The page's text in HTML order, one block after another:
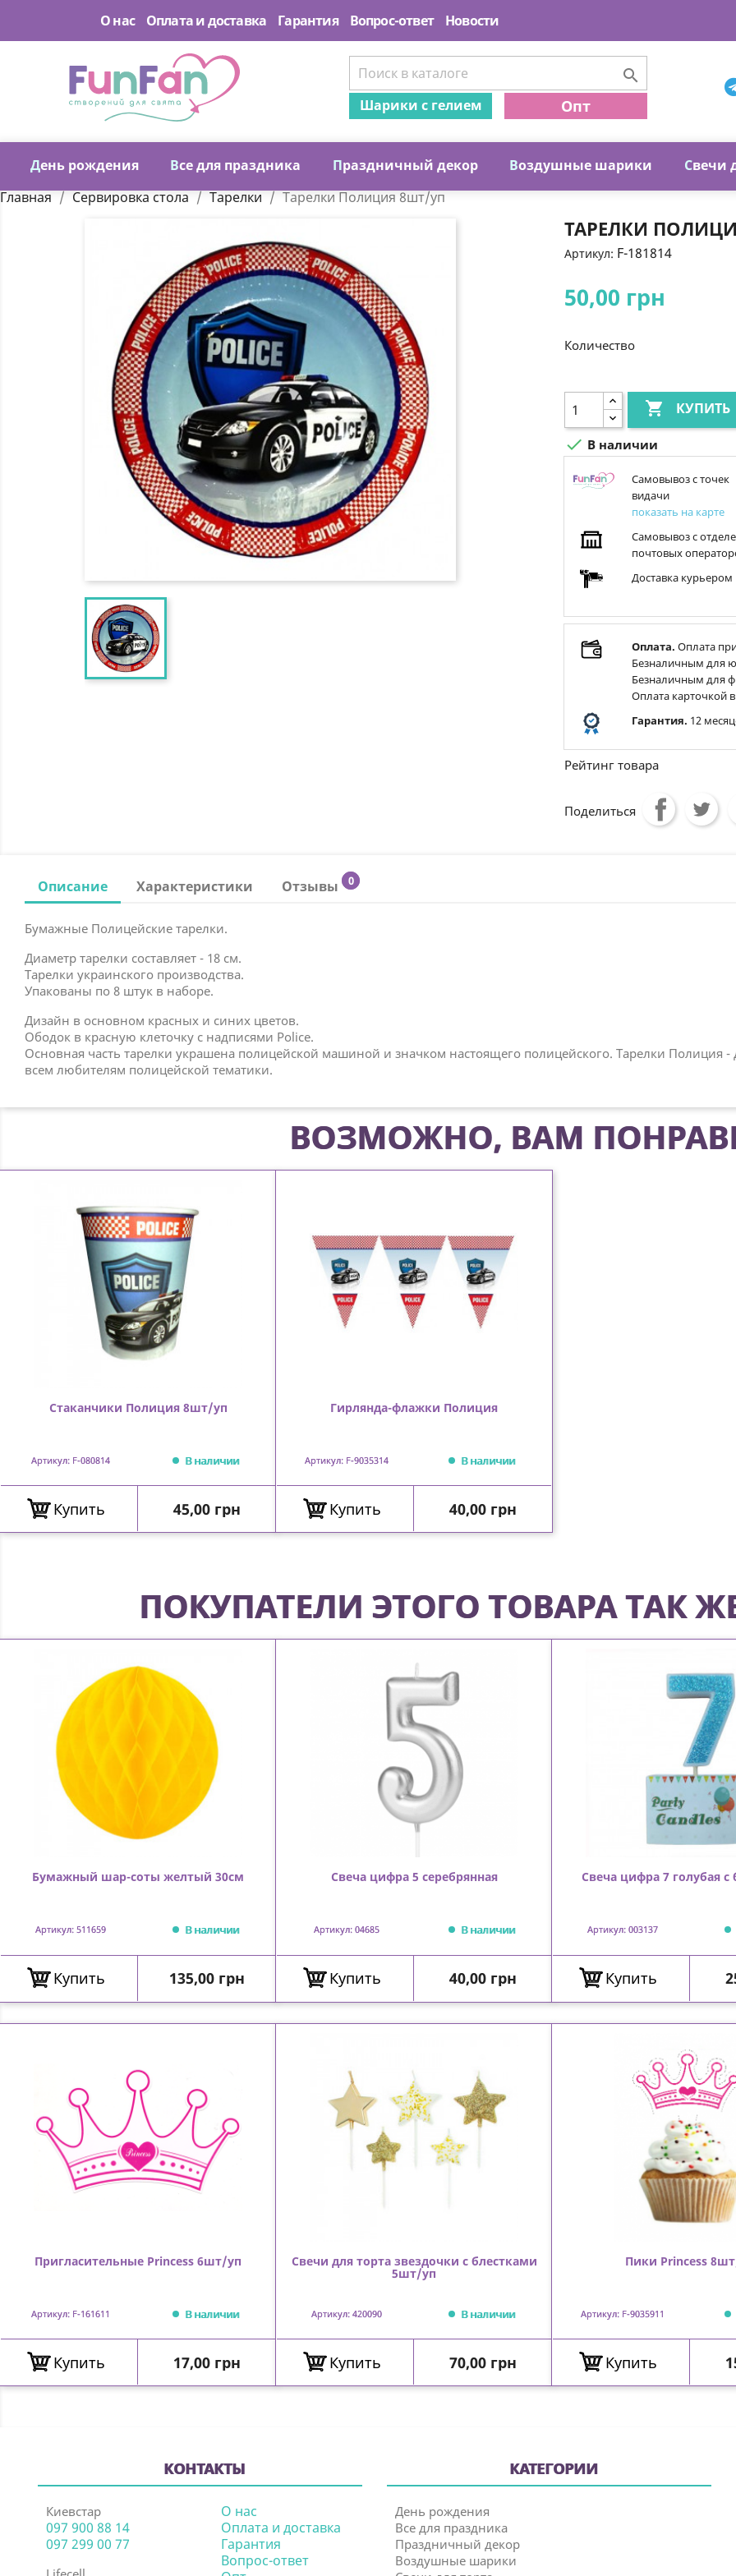
О нас Оплата и доставка Гарантия Вопрос-ответ Новости
День рождения Все для праздника Праздничный декор Воздушные шарики Свечи

Шарики с гелием Опт
Главная Сервировка стола Тарелки Тарелки Полиция 8шт/уп
ТАРЕЛКИ
Артикул: F-181814
50,00 грн
Количество
 КУПИТЬ
 В наличии
Самовывоз с точек
видачи
показать на карте
Самовывоз с
почтовых
Доставка курьером
Оплата. Оплата
Безналичным для
Безналичным для
Оплата карточкой
Гарантия. 12
Рейтинг товара
Поделиться
Описание Характеристики Отзывы 0
Бумажные Полицейские тарелки.
Диаметр тарелки составляет - 18 см.
Тарелки украинского производства.
Упакованы по 8 штук в наборе.
Дизайн в основном красных и синих цветов.
Ободок в красную клеточку с надписями Police.
Основная часть тарелки украшена полицейской машиной и значком настоящего полицейского. Тарелки Полиция
всем любителям полицейской тематики.
ВОЗМОЖНО, ВАМ
Стаканчики Полиция 8шт/уп
Артикул: F-080814 В наличии
Купить Цена
45,00 грн
Гирлянда-флажки Полиция
Артикул: F-9035314 В наличии
Купить Цена
40,00 грн
ПОКУПАТЕЛИ ЭТОГО ТОВАРА ТАК
Бумажный шар-соты желтый 30см
Артикул: 511659 В наличии
Купить Цена
135,00 грн
Свеча цифра 5 серебрянная
Артикул: 04685 В наличии
Купить Цена
40,00 грн
Свеча цифра 7 голубая с
Артикул: 003137
Купить
Пригласительные Princess 6шт/уп
Артикул: F-161611 В наличии
Купить Цена
17,00 грн
Свечи для торта звездочки с блестками
5шт/уп
Артикул: 420090 В наличии
Купить Цена
70,00 грн
Пики Princess
Артикул: F-9035911
Купить
КОНТАКТЫ
Киевстар
097 900 88 14
097 299 00 77
О нас
Оплата и доставка
Гарантия
Вопрос-ответ
КАТЕГОРИИ
День рождения
Все для праздника
Праздничный декор
Воздушные шарики